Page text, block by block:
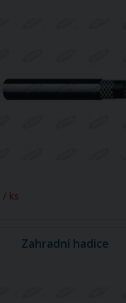
/ ks
Zahradní hadice